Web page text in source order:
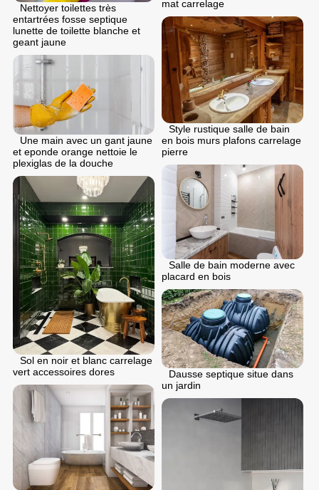
mat carrelage
Nettoyer toilettes très
entartrées fosse septique
lunette de toilette blanche et
geant jaune
Style rustique salle de bain
en bois murs plafons carrelage
pierre
Une main avec un gant jaune
et eponde orange nettoie le
plexiglas de la douche
Salle de bain moderne avec
placard en bois
Sol en noir et blanc carrelage
vert accessoires dores
Dausse septique situe dans
un jardin